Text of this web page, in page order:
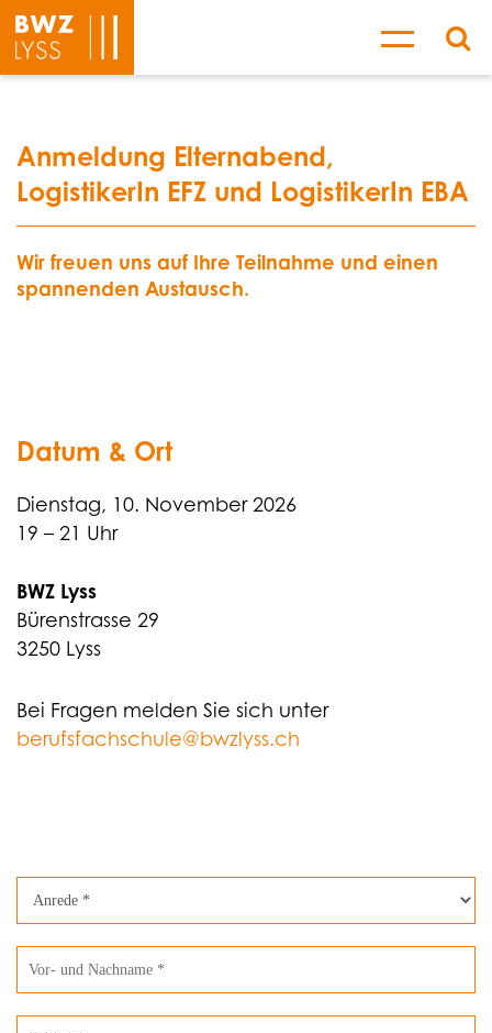
Anmeldung Elternabend,
LogistikerIn EFZ und LogistikerIn EBA
Wir freuen uns auf Ihre Teilnahme und einen
spannenden Austausch.
Datum & Ort
Dienstag, 10. November 2026
19 – 21 Uhr
BWZ Lyss
Bürenstrasse 29
3250 Lyss
Bei Fragen melden Sie sich unter
berufsfachschule@bwzlyss.ch
Anmeldung
LogistikerIn
EFZ